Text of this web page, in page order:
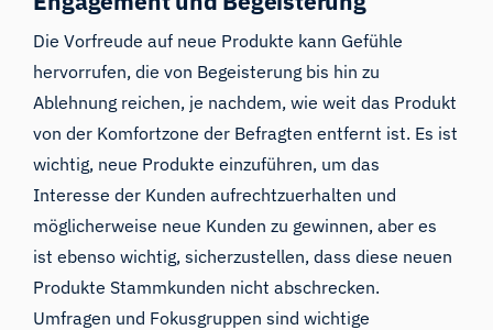
Die Vorfreude auf neue Produkte kann Gefühle
hervorrufen, die von Begeisterung bis hin zu
Ablehnung reichen, je nachdem, wie weit das Produkt
von der Komfortzone der Befragten entfernt ist. Es ist
wichtig, neue Produkte einzuführen, um das
Interesse der Kunden aufrechtzuerhalten und
möglicherweise neue Kunden zu gewinnen, aber es
ist ebenso wichtig, sicherzustellen, dass diese neuen
Produkte Stammkunden nicht abschrecken.
Umfragen und Fokusgruppen sind wichtige